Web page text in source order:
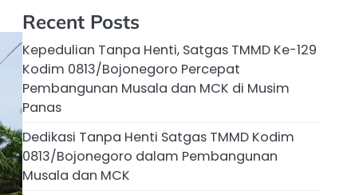
Recent Posts
Kepedulian Tanpa Henti, Satgas TMMD Ke-129
Kodim 0813/Bojonegoro Percepat
Pembangunan Musala dan MCK di Musim
Panas
Dedikasi Tanpa Henti Satgas TMMD Kodim
0813/Bojonegoro dalam Pembangunan
Musala dan MCK